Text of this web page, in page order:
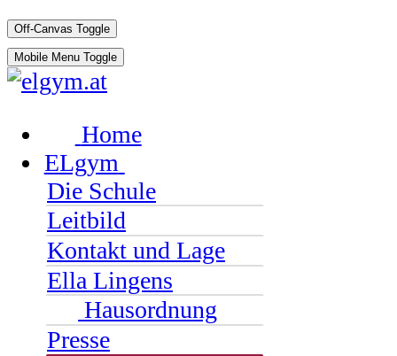
Off-Canvas Toggle
Mobile Menu Toggle
Home
ELgym
Die Schule
Leitbild
Kontakt und Lage
Ella Lingens
Hausordnung
Presse